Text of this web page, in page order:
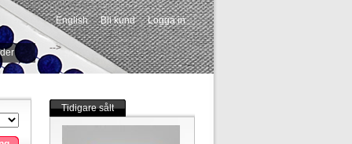
English Bli kund Logga in
-->
Tidigare sålt